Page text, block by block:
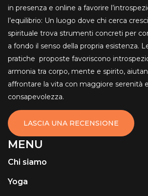
in presenza e online a favorire
l’equilibrio: Un luogo dove chi cerca
spirituale trova strumenti concreti per
a fondo il senso della propria esistenza.
pratiche proposte favoriscono
armonia tra corpo, mente e spirito,
affrontare la vita con maggiore serenità e
consapevolezza.
LASCIA UNA RECENSIONE
MENU
Chi siamo
Yoga